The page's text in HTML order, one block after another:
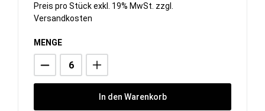
Preis pro Stück exkl. 19% MwSt. zzgl.
Versandkosten
MENGE
In den Warenkorb